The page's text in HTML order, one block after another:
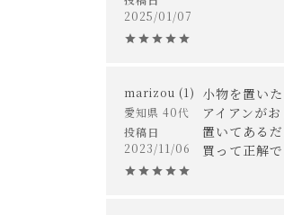
プルダウンからお住まいの
上記対応が難しい場合は、
開梱設置配送の場合、お品
開梱設置を選択された場合
2025/01/07
marizou
1
愛知県 40代
投稿日
2023/11/06
小物を置い
アイアンが
置いてある
買って正解で